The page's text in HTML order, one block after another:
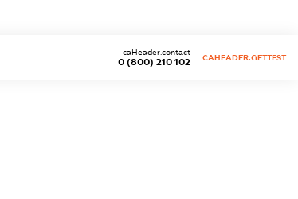
0 (800) 210 102
caHeader.contact
CAHEADER.GETTEST